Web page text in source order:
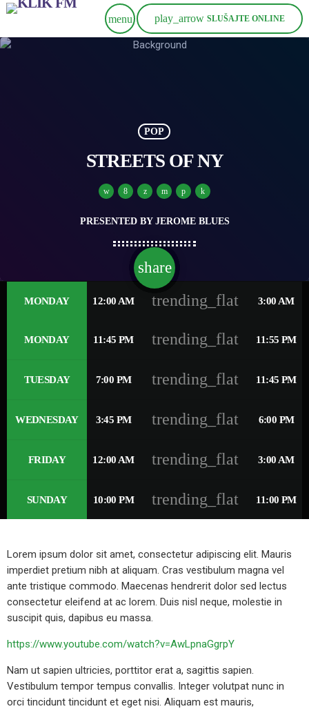
menu play_arrow SLUŠAJTE ONLINE
POP
STREETS OF NY
PRESENTED BY JEROME BLUES
share
email
MONDAY 12:00 AM trending_flat 3:00 AM
MONDAY 11:45 PM trending_flat 11:55 PM
TUESDAY 7:00 PM trending_flat 11:45 PM
WEDNESDAY 3:45 PM trending_flat 6:00 PM
FRIDAY 12:00 AM trending_flat 3:00 AM
SUNDAY 10:00 PM trending_flat 11:00 PM
Lorem ipsum dolor sit amet, consectetur adipiscing elit. Mauris
imperdiet pretium nibh at aliquam. Cras vestibulum magna vel
ante tristique commodo. Maecenas hendrerit dolor sed lectus
consectetur eleifend at ac lorem. Duis nisl neque, molestie in
suscipit quis, dapibus eu massa.
https://www.youtube.com/watch?v=AwLpnaGgrpY
Nam ut sapien ultricies, porttitor erat a, sagittis sapien.
Vestibulum tempor tempus convallis. Integer volutpat nunc in
orci tincidunt tincidunt et eget nisi. Aliquam est mauris,